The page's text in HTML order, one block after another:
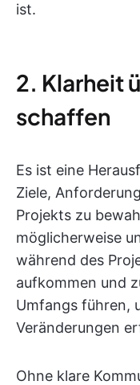
ist.
2. Klarheit
schaffen
Es ist eine
Ziele,
Projekts zu
möglicherweise
während des
aufkommen und
Umfangs führen,
Veränderungen
Ohne klare